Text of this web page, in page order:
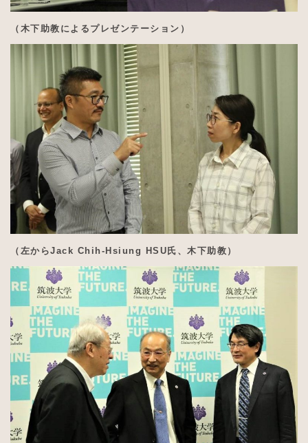
（木下助教によるプレゼンテーション）
（左からJack Chih-Hsiung HSU氏、木下助教）